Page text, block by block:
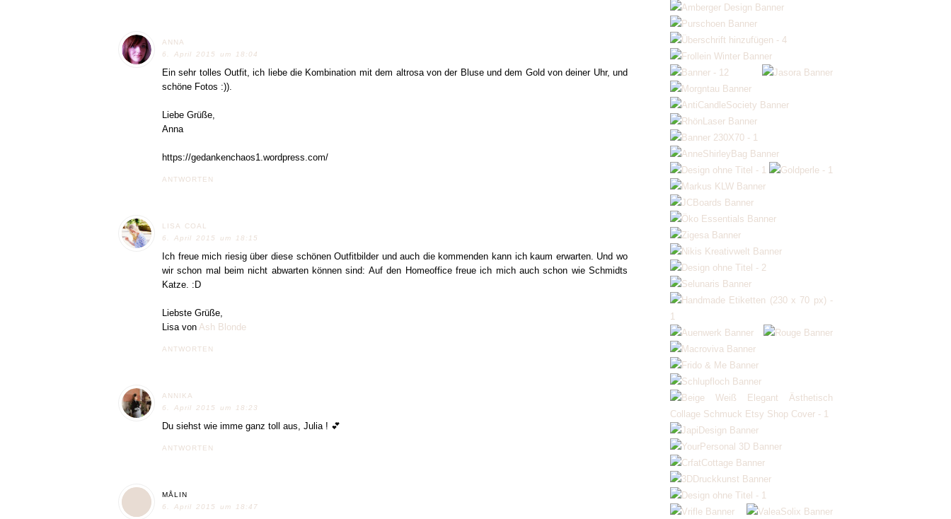
ANNA
6. April 2015 um 18:04
Ein sehr tolles Outfit, ich liebe die Kombination mit dem altrosa von der Bluse und dem Gold von deiner Uhr, und
schöne Fotos :)).
Liebe Grüße,
Anna
https://gedankenchaos1.wordpress.com/
ANTWORTEN
LISA COAL
6. April 2015 um 18:15
Ich freue mich riesig über diese schönen Outfitbilder und auch die kommenden kann ich kaum erwarten. Und wo
wir schon mal beim nicht abwarten können sind: Auf den Homeoffice freue ich mich auch schon wie Schmidts
Katze. :D
Liebste Grüße,
Lisa von Ash Blonde
ANTWORTEN
ANNIKA
6. April 2015 um 18:23
Du siehst wie imme ganz toll aus, Julia ! 💕
ANTWORTEN
MÅLIN
6. April 2015 um 18:47